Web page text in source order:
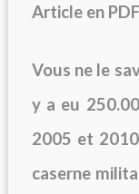
Article en
Vous ne le
y a eu
2005 et
caserne